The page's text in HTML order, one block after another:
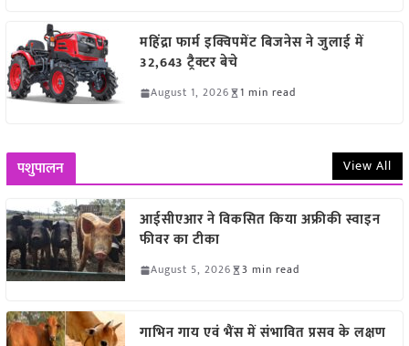
महिंद्रा फार्म इक्विपमेंट बिजनेस ने जुलाई में
32,643 ट्रैक्टर बेचे
August 1, 2026 1 min read
पशुपालन View All
आईसीएआर ने विकसित किया अफ्रीकी स्वाइन
फीवर का टीका
August 5, 2026 3 min read
गाभिन गाय एवं भैंस में संभावित प्रसव के लक्षण